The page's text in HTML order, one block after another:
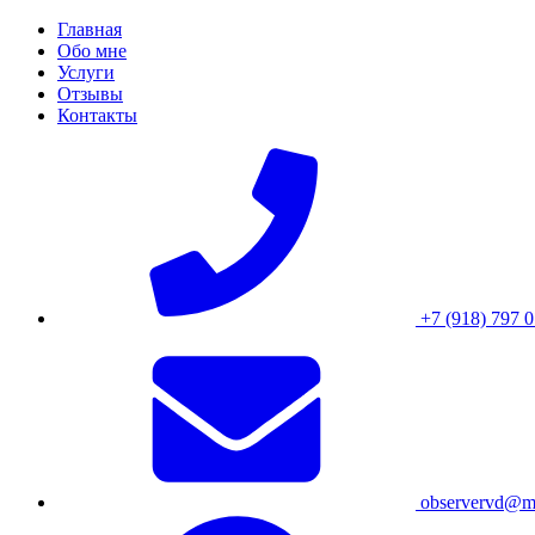
Skip
content
Главная
Обо мне
Услуги
Отзывы
Контакты
+7 (918) 797